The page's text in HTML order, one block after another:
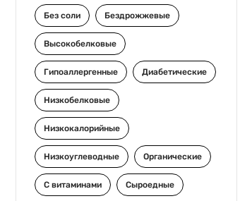
Без соли Бездрожжевые
Высокобелковые
Гипоаллергенные Диабетические
Низкобелковые
Низкокалорийные
Низкоуглеводные Органические
С витаминами Сыроедные